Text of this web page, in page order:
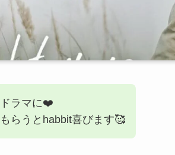
ドラマに❤️
らうとhabbit喜びます🥰